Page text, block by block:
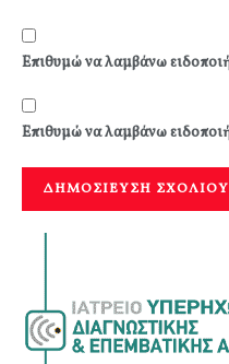
Επιθυμώ να λαμβάνω
Επιθυμώ να λαμβάνω